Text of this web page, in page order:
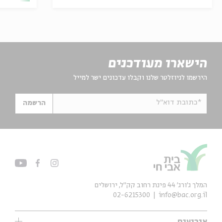
הישארו מעודכנים
הירשמו לניוזלטר שלנו וקבלו עדכונים ישר למייל
*כתובת דוא"ל הרשמה
המלך ג'ורג' 44 פינת רחוב קק״ל, ירושלים
info@bac.org.il
02-6215300